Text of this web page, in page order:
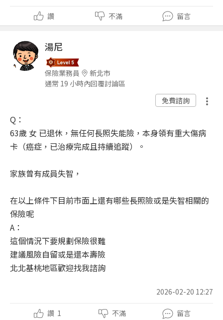
讚 不滿 留言
湯尼
保險業務員
新北市
通常 19 小時內回覆討論區
免費諮詢
Q：
63歲 女 已退休，無任何長照失能險，本身領有重大傷病
卡（癌症，已治療完成且持續追蹤）。
家族曾有成員失智，
在以上條件下目前市面上還有哪些長照險或是失智相關的
保險呢
A：
這個情況下要規劃保險很難
建議風險自留或是還本壽險
北北基桃地區歡迎找我諮詢
2026-02-20 12:27
讚 1 不滿 留言